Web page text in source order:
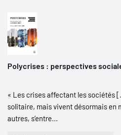
Polycrises : perspectives
« Les crises affectant les sociétés
solitaire, mais vivent désormais en
autres, s’entre...